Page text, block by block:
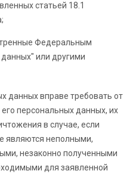
статьей 18.1
Федеральным
или другими
данных вправе требовать от
персональных данных, их
в случае, если
являются неполными,
незаконно полученными
для заявленной